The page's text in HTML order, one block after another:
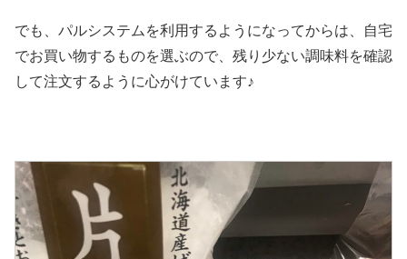
でも、パルシステムを利用するようになってからは、自宅
でお買い物するものを選ぶので、残り少ない調味料を確認
して注文するように心がけています♪